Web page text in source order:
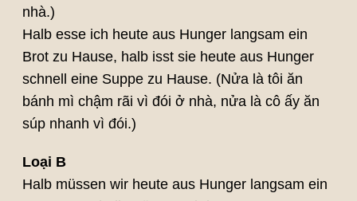
nhà.)
Halb esse ich heute aus Hunger langsam ein
Brot zu Hause, halb isst sie heute aus Hunger
schnell eine Suppe zu Hause. (Nửa là tôi ăn
bánh mì chậm rãi vì đói ở nhà, nửa là cô ấy ăn
súp nhanh vì đói.)
Loại B
Halb müssen wir heute aus Hunger langsam ein